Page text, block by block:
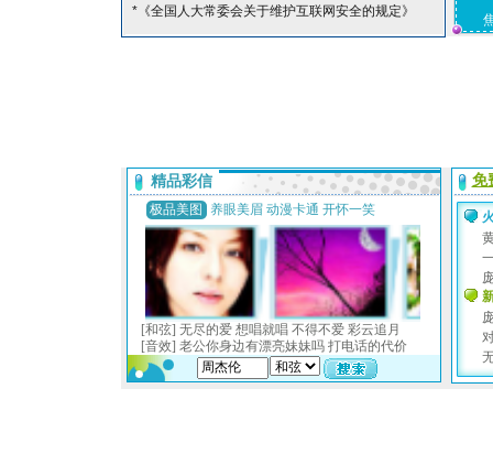
*《全国人大常委会关于维护互联网安全的规定》